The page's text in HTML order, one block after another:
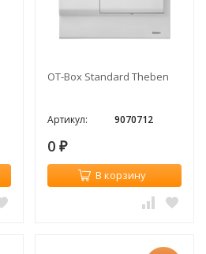
OT-Box Standard Theben
Артикул: 9070712
0 ₽
В корзину